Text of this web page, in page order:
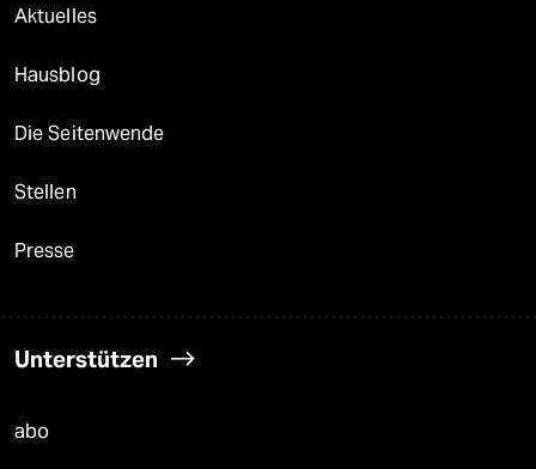
Aktuelles
Hausblog
Die Seitenwende
Stellen
Presse
Unterstützen
abo